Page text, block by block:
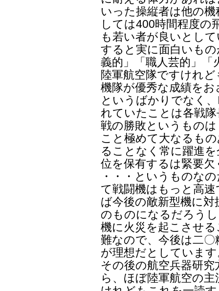
いった操縦者は他の
しては400時間程度の
も若い者が良いとし
すると実に面白いも
義的」「職人芸的」
陸軍航空隊ですけれ
機隊が優秀な成績を
というばかりでなく
れていたことは各戦
戦の勝敗というもの
こと極めて大なるも
ることなく常に躍進
位を保有するは緊要
・・・というものな
て戦闘機はもっと高
ば今後の敵新型機に
のものになるだろう
機に火災を起こさせ
難なので、今後は二
が理想だとしていま
その後の航空兵器研
ら、ほぼ陸軍航空の